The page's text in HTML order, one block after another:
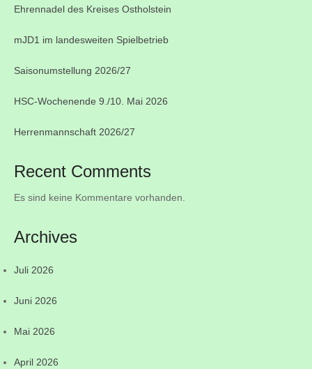
Ehrennadel des Kreises Ostholstein
mJD1 im landesweiten Spielbetrieb
Saisonumstellung 2026/27
HSC-Wochenende 9./10. Mai 2026
Herrenmannschaft 2026/27
Recent Comments
Es sind keine Kommentare vorhanden.
Archives
Juli 2026
Juni 2026
Mai 2026
April 2026